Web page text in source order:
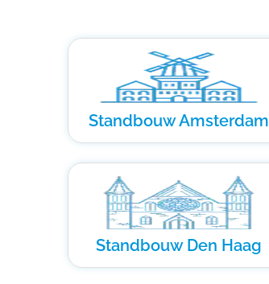
Standbouw Amsterdam
Standbouw Den Haag